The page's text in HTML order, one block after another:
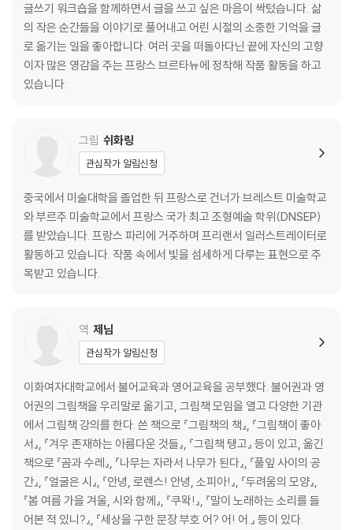
글쓰기 워크숍을 함께하면서 글을 쓰고 싶은 마음이 싹텄습니다. 삶
의 작은 순간들을 이야기로 풀어내고 어린 시절의 소중한 기억을 글
로 옮기는 일을 좋아합니다. 여러 곳을 떠돌아다닌 끝에 자신의 고향
이자 많은 영감을 주는 프랑스 브르타뉴에 정착해 작품 활동을 하고
있습니다.
그림 쉬화링
관심작가 알림신청
중국에서 미술대학을 졸업한 뒤 프랑스로 건너가 브레스트 미술학교
와 부르주 미술학교에서 프랑스 국가 최고 조형예술 학위(DNSEP)
를 받았습니다. 프랑스 파리에 거주하며 프리랜서 일러스트레이터로
활동하고 있습니다. 작품 속에서 빛을 섬세하게 다루는 표현으로 주
목받고 있습니다.
역 제님
관심작가 알림신청
이화여자대학교에서 불어교육과 영어교육을 공부했다. 불어권과 영
어권의 그림책을 우리말로 옮기고, 그림책 모임을 열고 다양한 기관
에서 그림책 강의를 한다. 쓴 책으로 『그림책의 책』, 『그림책이 좋아
서』, 『겨우 존재하는 아름다운 것들』, 『그림책 탱고』 등이 있고, 옮긴
책으로 『곰과 수레』, 『나무는 자라서 나무가 된다』, 『풀잎 사이의 공
간』, 『얼굴은 시』, 『안녕, 로렌스! 안녕, 소피아!』, 『두려움의 모양』,
『봄 여름 가을 겨울, 시와 함께』, 『쿠왁!』, 『말이 노래하는 소리를 들
어본 적 있니?』, 『세상을 구한 문장 부호 어? 어! 어.』 등이 있다.